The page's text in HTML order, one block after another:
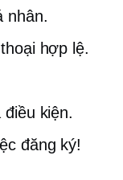
nhân.
hợp lệ.
kiện.
đăng ký!